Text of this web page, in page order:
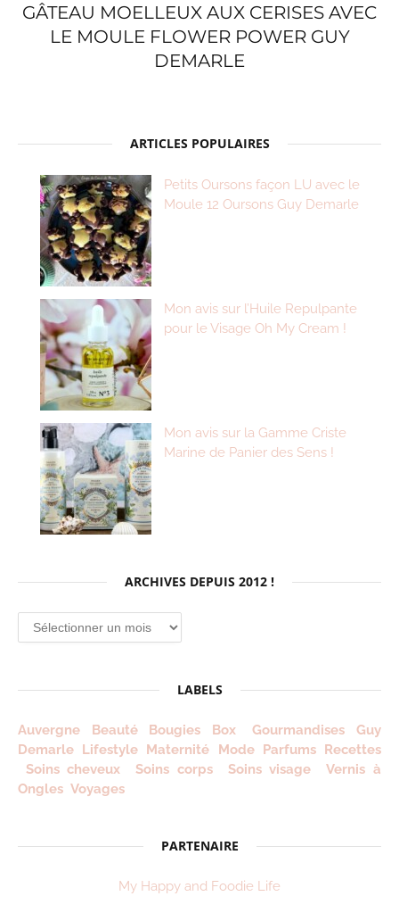
GÂTEAU MOELLEUX AUX CERISES AVEC
LE MOULE FLOWER POWER GUY
DEMARLE
ARTICLES POPULAIRES
Petits Oursons façon LU avec le
Moule 12 Oursons Guy Demarle
Mon avis sur l’Huile Repulpante
pour le Visage Oh My Cream !
Mon avis sur la Gamme Criste
Marine de Panier des Sens !
ARCHIVES DEPUIS 2012 !
Archives
depuis
LABELS
Auvergne Beauté Bougies Box Gourmandises
Guy
Demarle Lifestyle Maternité Mode Parfums Recettes
Soins cheveux
Soins corps Soins visage
Vernis à
Ongles Voyages
PARTENAIRE
My Happy and Foodie Life